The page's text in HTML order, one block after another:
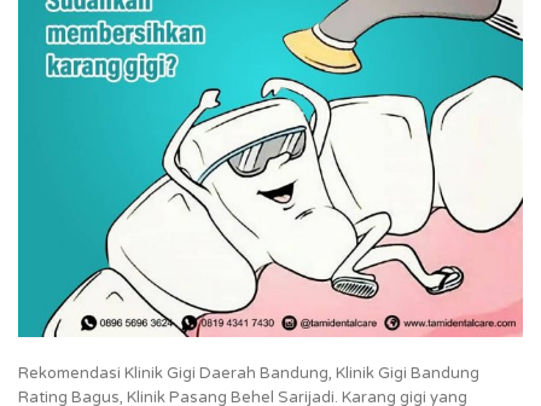
Rekomendasi Klinik Gigi Daerah Bandung, Klinik Gigi Bandung
Rating Bagus, Klinik Pasang Behel Sarijadi. Karang gigi yang